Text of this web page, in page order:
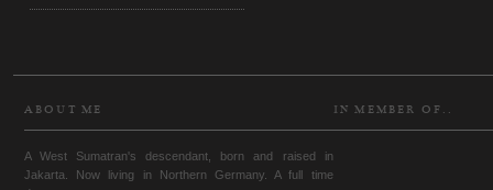
ABOUT ME
A West Sumatran's descendant, born and raised in
Jakarta. Now living in Northern Germany. A full time
IN MEMBER OF..